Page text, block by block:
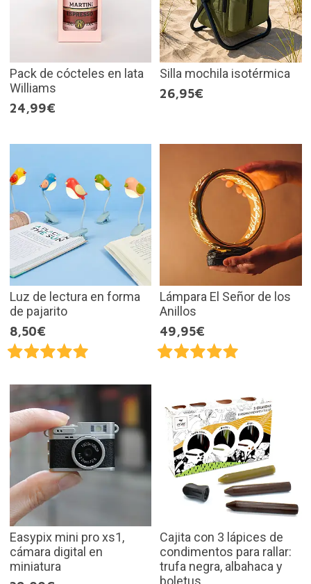
Pack de cócteles en lata
Williams
24,99€
Silla mochila isotérmica
26,95€
Luz de lectura en forma
de pajarito
8,50€
Lámpara El Señor de los
Anillos
49,95€
Easypix mini pro xs1,
cámara digital en
miniatura
Cajita con 3 lápices de
condimentos para rallar:
trufa negra, albahaca y
boletus